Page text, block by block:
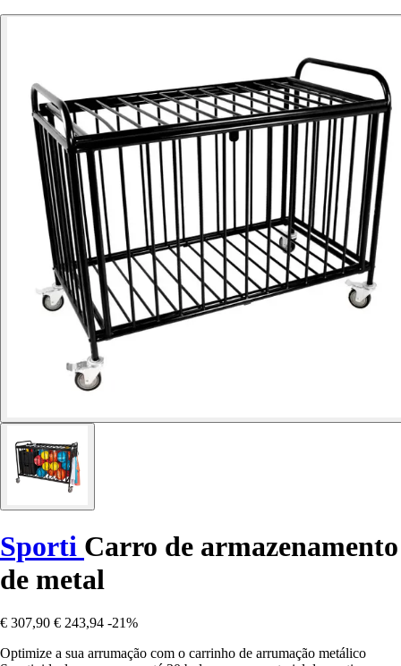
Sporti Carro de armazenamento
de metal
€ 307,90 € 243,94 -21%
Optimize a sua arrumação com o carrinho de arrumação metálico